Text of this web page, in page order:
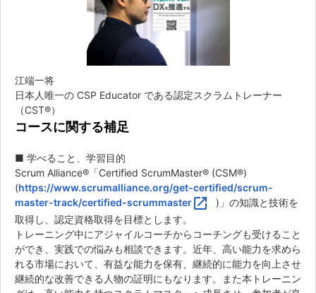
江端一将
日本人唯一の CSP Educator である認定スクラムトレーナー
（CST®）
コースに関する補足
■ 学べること、学習目的
Scrum Alliance®「Certified ScrumMaster® (CSM®)
(https://www.scrumalliance.org/get-certified/scrum-
master-track/certified-scrummaster open_in_new
)」の知識と技術を
取得し、認定資格取得を目標とします。
トレーニング中にアジャイルコーチからコーチングも受けること
ができ、実践での悩みも相談できます。近年、高い能力を求めら
れる市場において、有益な能力を保有、継続的に能力を向上させ
継続的な改善できる人物の証明にもなります。また本トレーニン